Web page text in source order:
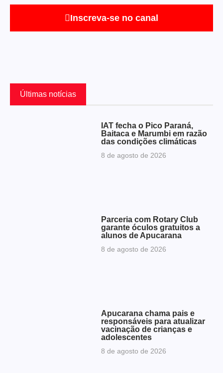
Inscreva-se no canal
Últimas notícias
IAT fecha o Pico Paraná,
Baitaca e Marumbi em razão
das condições climáticas
8 de agosto de 2026
Parceria com Rotary Club
garante óculos gratuitos a
alunos de Apucarana
8 de agosto de 2026
Apucarana chama pais e
responsáveis para atualizar
vacinação de crianças e
adolescentes
8 de agosto de 2026